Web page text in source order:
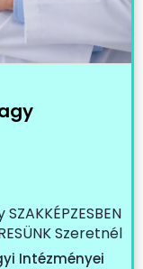
Szeretnél
Intézményei